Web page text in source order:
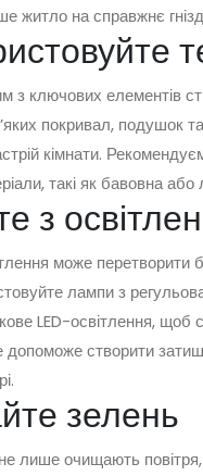
житло на справжнє
з ключових елементів
покривал, подушок
кімнати.
такі як бавовна або
з
може перетворити
лампи з
LED-освітлення, щоб
допоможе створити
зелень
лише очищають